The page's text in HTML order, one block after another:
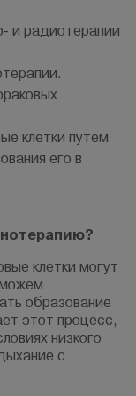
и радиотерапии
клетки путем
его в
клетки могут
образование
этот процесс,
низкого
с